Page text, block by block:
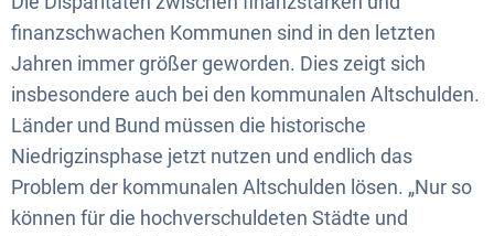
finanzschwachen Kommunen sind in den letzten
Jahren immer größer geworden. Dies zeigt sich
insbesondere auch bei den kommunalen Altschulden.
Länder und Bund müssen die historische
Niedrigzinsphase jetzt nutzen und endlich das
Problem der kommunalen Altschulden lösen. „Nur so
können für die hochverschuldeten Städte und